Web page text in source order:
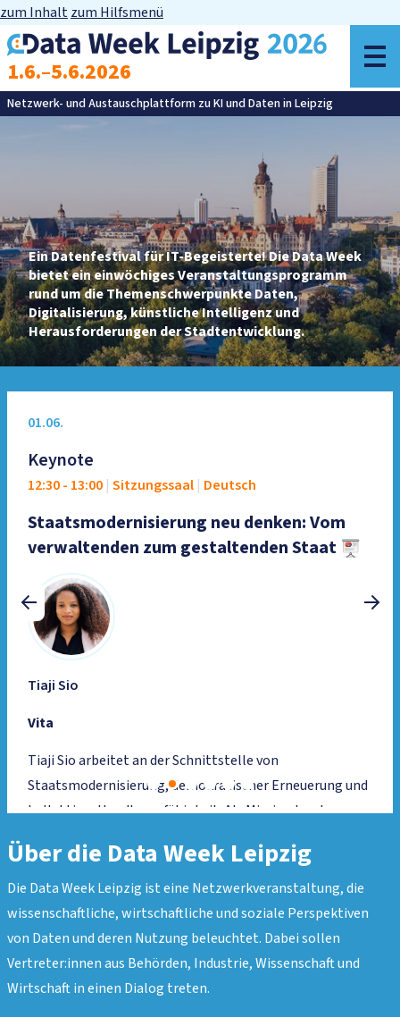
zum Inhaltzum Hilfsmenü
1.6.–5.6.2026
Netzwerk- und Austauschplattform zu KI und Daten in Leipzig
Ein Datenfestival für IT-Begeisterte! Die Data Week
bietet ein einwöchiges Veranstaltungsprogramm
rund um die Themenschwerpunkte Daten,
Digitalisierung, künstliche Intelligenz und
Herausforderungen der Stadtentwicklung.
01.06.
Keynote
12:30- 13:00 | Sitzungssaal | Deutsch
Staatsmodernisierung neu denken: Vom
verwaltenden zum gestaltenden Staat
Tiaji Sio
Vita
Tiaji Sio arbeitet an der Schnittstelle von
Staatsmodernisierung, demokratischer Erneuerung und
kollektiver Handlungsfähigkeit. Als Mission Lead von
aus Verwaltung, Zivilgesellschaft und Philanthropie
zusammen, um den deutschen Staat leistungsfähiger,
kollaborativer und zukunftsorientierter zu gestalten. Im
Mittelpunkt ihrer Arbeit steht die Umsetzung
politischer Zielsetzungen durch den Aufbau
sektorübergreifender Allianzen, die Förderung von
Über die Data Week Leipzig
Die Data Week Leipzig ist eine Netzwerkveranstaltung, die
wissenschaftliche, wirtschaftliche und soziale Perspektiven
von Daten und deren Nutzung beleuchtet. Dabei sollen
Vertreter:innen aus Behörden, Industrie, Wissenschaft und
Wirtschaft in einen Dialog treten.